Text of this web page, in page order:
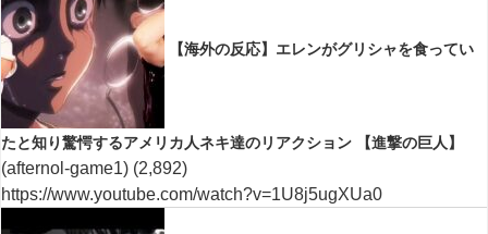
【海外の反応】エレンがグリシャを食ってい
たと知り驚愕するアメリカ人ネキ達のリアクション 【進撃の巨人】
(afternol-game1) (2,892)
https://www.youtube.com/watch?v=1U8j5ugXUa0